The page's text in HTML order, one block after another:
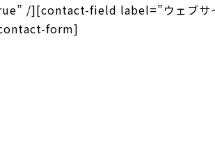
/][contact-field label=”ウェブ
form]